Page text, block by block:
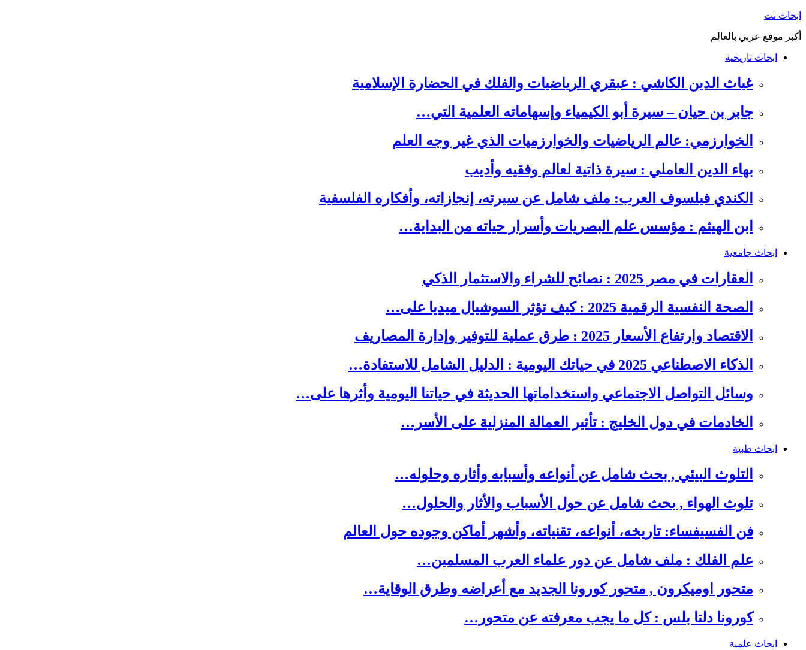
التجاوز
المحتوى
ابحاث نت
أكبر موقع عربي بالعالم
ابحاث تاريخية
غياث الدين الكاشي : عبقري الرياضيات والفلك في الحضارة الإسلامية
جابر بن حيان – سيرة أبو الكيمياء وإسهاماته العلمية التي…
الخوارزمي: عالم الرياضيات والخوارزميات الذي غير وجه العلم
بهاء الدين العاملي : سيرة ذاتية لعالم وفقيه وأديب
الكندي فيلسوف العرب: ملف شامل عن سيرته، إنجازاته، وأفكاره الفلسفية
ابن الهيثم : مؤسس علم البصريات وأسرار حياته من البداية…
ابحاث جامعية
العقارات في مصر 2025 : نصائح للشراء والاستثمار الذكي
الصحة النفسية الرقمية 2025 : كيف تؤثر السوشيال ميديا على…
الاقتصاد وارتفاع الأسعار 2025 : طرق عملية للتوفير وإدارة المصاريف
الذكاء الاصطناعي 2025 في حياتك اليومية : الدليل الشامل للاستفادة…
وسائل التواصل الاجتماعي واستخداماتها الحديثة في حياتنا اليومية وأثرها على…
الخادمات في دول الخليج : تأثير العمالة المنزلية على الأسر…
ابحاث طبية
التلوث البيئي , بحث شامل عن أنواعه وأسبابه وأثاره وحلوله…
تلوث الهواء , بحث شامل عن حول الأسباب والأثار والحلول…
فن الفسيفساء: تاريخه، أنواعه، تقنياته، وأشهر أماكن وجوده حول العالم
علم الفلك : ملف شامل عن دور علماء العرب المسلمين…
متحور اوميكرون , متحور كورونا الجديد مع أعراضه وطرق الوقاية…
كورونا دلتا بلس : كل ما يجب معرفته عن متحور…
ابحاث علمية